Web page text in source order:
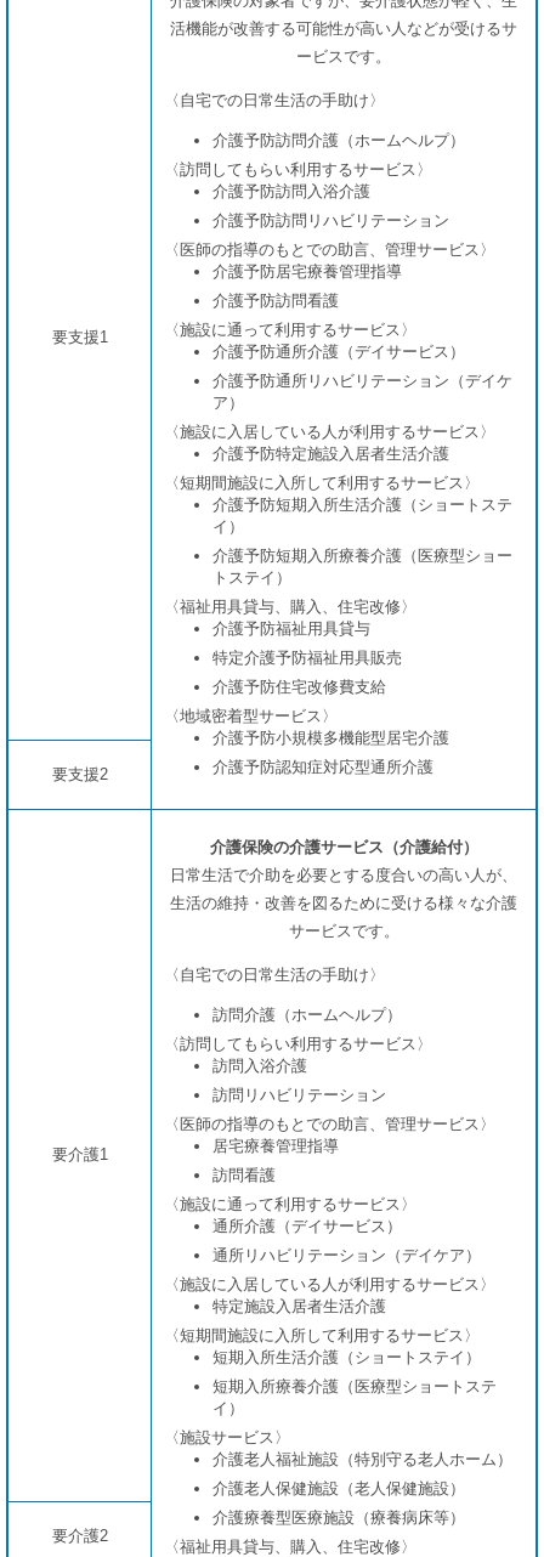
要支援1
活機能が改善する可能性が高い人などが受けるサ
ービスです。
〈自宅での日常生活の手助け〉
介護予防訪問介護（ホームヘルプ）
〈訪問してもらい利用するサービス〉
介護予防訪問入浴介護
介護予防訪問リハビリテーション
〈医師の指導のもとでの助言、管理サービス〉
介護予防居宅療養管理指導
介護予防訪問看護
〈施設に通って利用するサービス〉
介護予防通所介護（デイサービス）
介護予防通所リハビリテーション（デイケ
ア）
〈施設に入居している人が利用するサービス〉
介護予防特定施設入居者生活介護
〈短期間施設に入所して利用するサービス〉
介護予防短期入所生活介護（ショートステ
イ）
介護予防短期入所療養介護（医療型ショー
トステイ）
〈福祉用具貸与、購入、住宅改修〉
介護予防福祉用具貸与
特定介護予防福祉用具販売
介護予防住宅改修費支給
〈地域密着型サービス〉
介護予防小規模多機能型居宅介護
介護予防認知症対応型通所介護
要支援2
要介護1
介護保険の介護サービス（介護給付）
日常生活で介助を必要とする度合いの高い人が、
生活の維持・改善を図るために受ける様々な介護
サービスです。
〈自宅での日常生活の手助け〉
訪問介護（ホームヘルプ）
〈訪問してもらい利用するサービス〉
訪問入浴介護
訪問リハビリテーション
〈医師の指導のもとでの助言、管理サービス〉
居宅療養管理指導
訪問看護
〈施設に通って利用するサービス〉
通所介護（デイサービス）
通所リハビリテーション（デイケア）
〈施設に入居している人が利用するサービス〉
特定施設入居者生活介護
〈短期間施設に入所して利用するサービス〉
短期入所生活介護（ショートステイ）
短期入所療養介護（医療型ショートステ
イ）
〈施設サービス〉
介護老人福祉施設（特別守る老人ホーム）
介護老人保健施設（老人保健施設）
介護療養型医療施設（療養病床等）
〈福祉用具貸与、購入、住宅改修〉
要介護2